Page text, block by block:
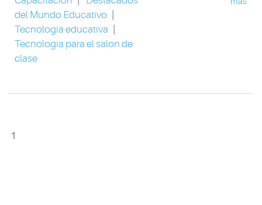
del Mundo Educativo
Tecnologia educativa
Tecnologia para el salon de
clase
1